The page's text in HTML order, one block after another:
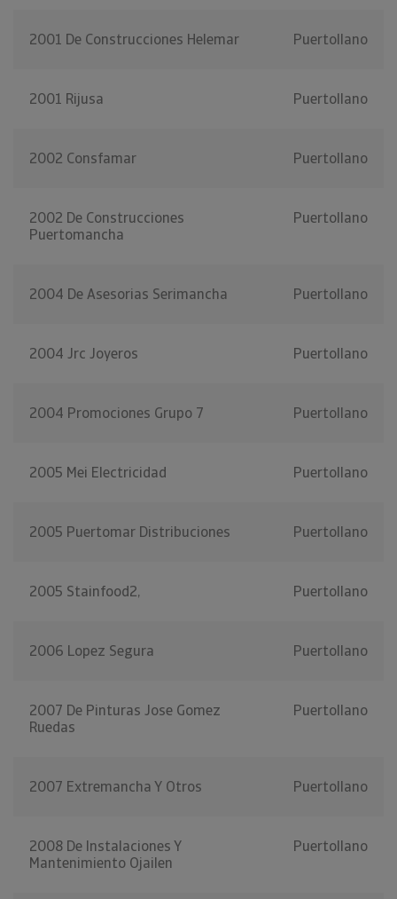
2001 De Construcciones Helemar Puertollano
2001 Rijusa Puertollano
2002 Consfamar Puertollano
2002 De Construcciones
Puertomancha
Puertollano
2004 De Asesorias Serimancha Puertollano
2004 Jrc Joyeros Puertollano
2004 Promociones Grupo 7 Puertollano
2005 Mei Electricidad Puertollano
2005 Puertomar Distribuciones Puertollano
2005 Stainfood2, Puertollano
2006 Lopez Segura Puertollano
2007 De Pinturas Jose Gomez
Ruedas
Puertollano
2007 Extremancha Y Otros Puertollano
2008 De Instalaciones Y
Mantenimiento Ojailen
Puertollano